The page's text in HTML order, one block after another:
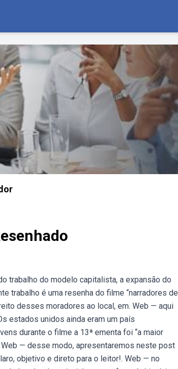
trabalho do modelo capitalista, a expansão do
trabalho é uma resenha do filme “narradores de
desses moradores ao local, em. Web — aqui
estados unidos ainda eram um país
durante o filme a 13ª ementa foi “a maior
— desse modo, apresentaremos neste post
objetivo e direto para o leitor!. Web — no